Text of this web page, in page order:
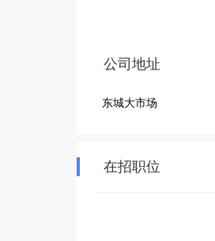
量，与合作伙伴携手共
公司地址
东城大市场
在招职位